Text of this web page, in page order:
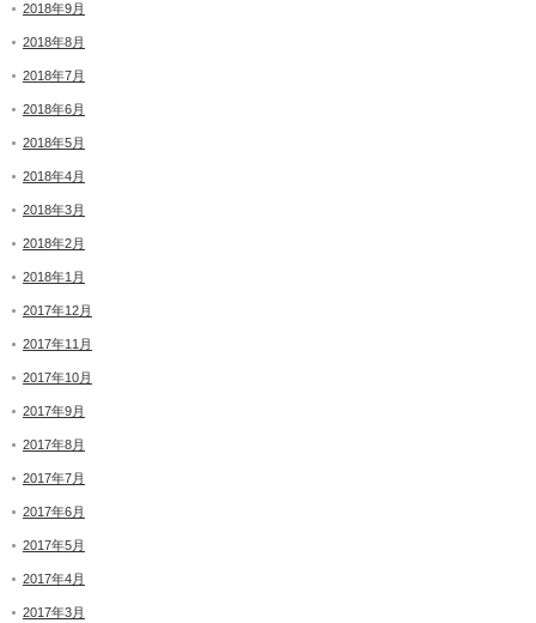
2018年9月
2018年8月
2018年7月
2018年6月
2018年5月
2018年4月
2018年3月
2018年2月
2018年1月
2017年12月
2017年11月
2017年10月
2017年9月
2017年8月
2017年7月
2017年6月
2017年5月
2017年4月
2017年3月